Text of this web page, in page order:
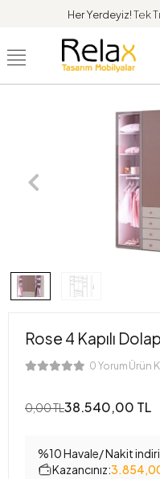
Her Yerdeyiz!Tek
Rose 4 Kapılı
0 Yorum Ürün
0,00 TL38.540,00 TL
%10 Havale/ Nakit
Kazancınız: